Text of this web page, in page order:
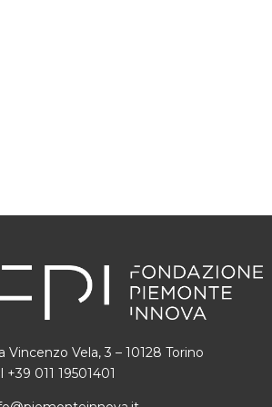
Vincenzo Vela, 3 – 10128 Torino
+39 011 19501401